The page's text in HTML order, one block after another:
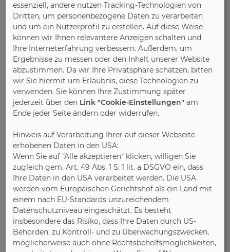
Arbeitskreis-Export der
Möbelindustrie
Der Arbeitskreis Export wurde 2018 vom
Verband der Deutschen Möbelindustrie
(VDM) mit dem Ziel gegründet, konkrete
Maßnahmen zur Intensivierung der
Exportaktivität der deutschen
Möbelindustrie zu entwickeln und
umzusetzen. Zu den Teilnehmern des
Arbeitskreises gehören neben VDM-
Mitarbeitern Vertreter von Unternehmen
aus der Möbelbranche, Vertreter der VDM-
Mitgliedsverbände sowie Vertreter von
Fachmedien und der Koelnmesse. Der
Arbeitskreis dient dem Austausch der
einzelnen Hersteller, legt die
Schwerpunktmärkte fest und koordiniert
die gesamten Export- und
essenziell, andere nutzen Tracking-Technologien von
Dritten, um personenbezogene Daten zu verarbeiten
und um ein Nutzerprofil zu erstellen. Auf diese Weise
können wir Ihnen relevantere Anzeigen schalten und
Ihre Interneterfahrung verbessern. Außerdem, um
Ergebnisse zu messen oder den Inhalt unserer Website
abzustimmen. Da wir Ihre Privatsphäre schätzen, bitten
wir Sie hiermit um Erlaubnis, diese Technologien zu
verwenden. Sie können Ihre Zustimmung später
jederzeit über den Link "Cookie-Einstellungen" am
Ende jeder Seite ändern oder widerrufen.
Hinweis auf Verarbeitung Ihrer auf dieser Webseite
erhobenen Daten in den USA:
Wenn Sie auf "Alle akzeptieren" klicken, willigen Sie
zugleich gem. Art. 49 Abs. 1 S. 1 lit. a DSGVO ein, dass
Ihre Daten in den USA verarbeitet werden. Die USA
werden vom Europäischen Gerichtshof als ein Land mit
einem nach EU-Standards unzureichendem
Datenschutzniveau eingeschätzt. Es besteht
insbesondere das Risiko, dass Ihre Daten durch US-
Behörden, zu Kontroll- und zu Überwachungszwecken,
möglicherweise auch ohne Rechtsbehelfsmöglichkeiten,